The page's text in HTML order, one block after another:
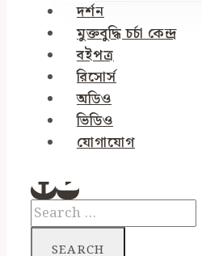
দর্শন
মুক্তবুদ্ধি চর্চা কেন্দ্র
বইপত্র
রিসোর্স
অডিও
ভিডিও
যোগাযোগ
Search
for: